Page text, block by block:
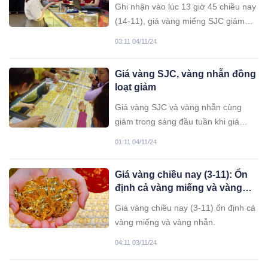
Ghi nhận vào lúc 13 giờ 45 chiều nay
(14-11), giá vàng miếng SJC giảm
mức 89 triệu đồng/lượng.
03:11 04/11/24
Giá vàng SJC, vàng nhẫn đồng
loạt giảm
Giá vàng SJC và vàng nhẫn cùng
giảm trong sáng đầu tuần khi giá
01:11 04/11/24
Giá vàng chiều nay (3-11): Ổn
định cả vàng miếng và vàng
Giá vàng chiều nay (3-11) ổn định cả
vàng miếng và vàng nhẫn.
04:11 03/11/24